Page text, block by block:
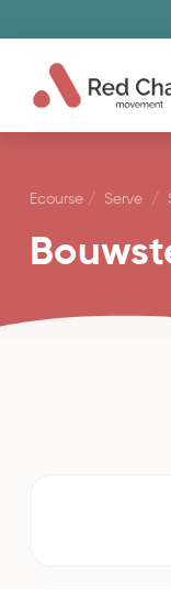
Ecourse / Serve /